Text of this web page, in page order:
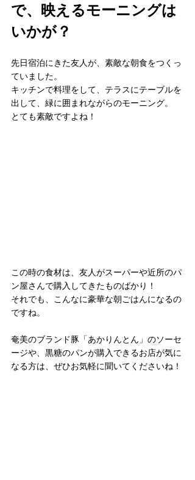
で、映えるモーニングは
いかが？
先日宿泊にきた友人が、素敵な朝食をつくっ
ていました。
キッチンで料理をして、テラスにテーブルを
出して、緑に囲まれながらのモーニング。
とても素敵ですよね！
この時の食材は、友人がスーパーや近所のパ
ン屋さんで購入してきたものばかり！
それでも、こんなに豪華な朝ごはんになるの
ですね。
奄美のブランド豚「あかりんとん」のソーセ
ージや、黒糖のパンが購入できるお店が気に
なる方は、ぜひお気軽に聞いてくださいね！